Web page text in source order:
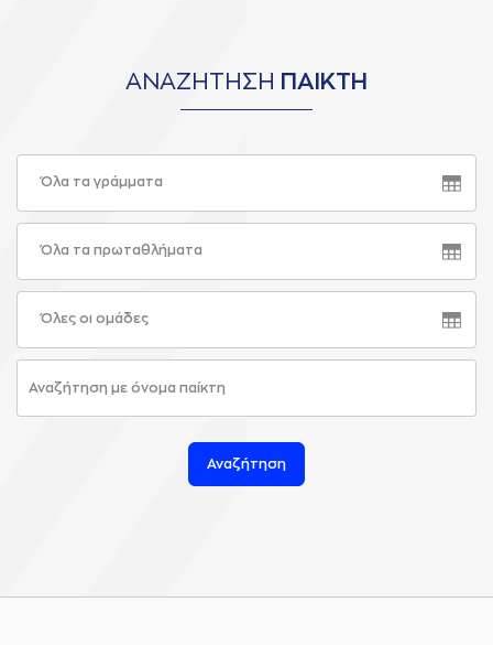
ΑΝΑΖΗΤΗΣΗ ΠΑΙΚΤΗ
Όλα τα γράμματα
Όλα τα πρωταθλήματα
Όλες οι ομάδες
Αναζήτηση